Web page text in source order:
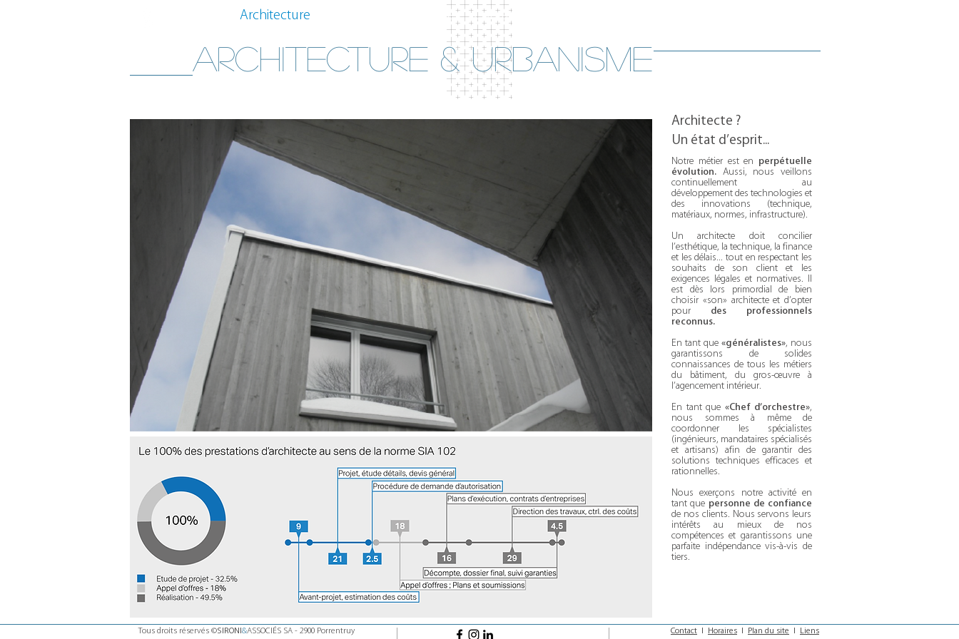
Architecture Références Contact
architecture & urbanisme
Architecte ?
Un état d’esprit...
Notre métier est en perpétuelle
évolution. Aussi, nous veillons
continuellement au
développement des technologies et
des innovations (technique,
matériaux, normes, infrastructure).
Un architecte doit concilier
l’esthétique, la technique, la finance
et les délais... tout en respectant les
souhaits de son client et les
exigences légales et normatives. Il
est dès lors primordial de bien
choisir «son» architecte et d’opter
pour des professionnels
reconnus.
En tant que «généralistes» , nous
garantissons de solides
connaissances de tous les métiers
du bâtiment, du gros-œuvre à
l’agencement intérieur.
En tant que «Chef d’orchestre» ,
nous sommes à même de
coordonner les spécialistes
(ingénieurs, mandataires spécialisés
et artisans) afin de garantir des
solutions techniques efficaces et
rationnelles.
Nous exerçons notre activité en
tant que personne de confiance
de nos clients. Nous servons leurs
intérêts au mieux de nos
compétences et garantissons une
parfaite indépendance vis-à-vis de
tiers.
Tous droits réservés © SIRONI &ASSOCIÉS SA - 2900 Porrentruy Contact Horaires Plan du site Liens